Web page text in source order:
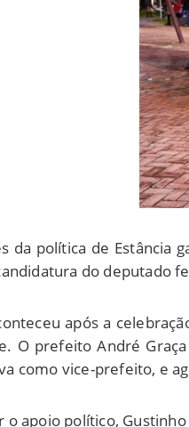
da política de Estância
do deputado
após a
O prefeito André
como vice-prefeito, e
o apoio político,